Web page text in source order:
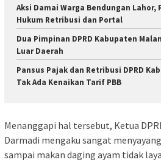
Aksi Damai Warga Bendungan Lahor,
Hukum Retribusi dan Portal
Dua Pimpinan DPRD Kabupaten
Luar Daerah
Pansus Pajak dan Retribusi DPRD
Tak Ada Kenaikan Tarif PBB
Menanggapi hal tersebut, Ketua
Darmadi mengaku sangat
sampai makan daging ayam tidak